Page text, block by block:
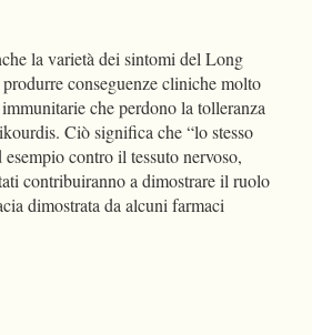
la varietà dei sintomi del Long
conseguenze cliniche molto
che perdono la tolleranza
Ciò significa che “lo stesso
contro il tessuto nervoso,
contribuiranno a dimostrare il ruolo
dimostrata da alcuni farmaci